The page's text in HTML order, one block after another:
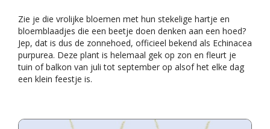
Zie je die vrolijke bloemen met hun stekelige hartje en
bloemblaadjes die een beetje doen denken aan een hoed?
Jep, dat is dus de zonnehoed, officieel bekend als Echinacea
purpurea. Deze plant is helemaal gek op zon en fleurt je
tuin of balkon van juli tot september op alsof het elke dag
een klein feestje is.